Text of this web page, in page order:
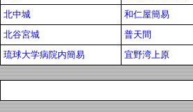
北中城
和仁屋簡易
北谷宮城
普天間
琉球大学病院内簡易
宜野湾上原